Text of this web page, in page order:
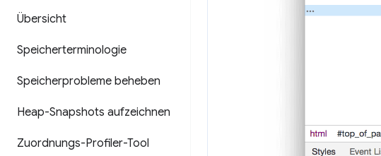
Übersicht
Speicherterminologie
Speicherprobleme beheben
Heap-Snapshots aufzeichnen
Zuordnungs-Profiler-Tool